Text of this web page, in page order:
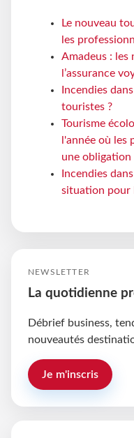
Le nouveau
les
Amadeus : les
l’assurance
Incendies
touristes ?
Tourisme
l'année où les
une obligation
Incendies
situation pour
NEWSLETTER
La quotidienne
Débrief business,
nouveautés
Je m'inscris